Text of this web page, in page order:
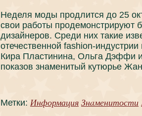
Неделя моды продлится до 25
свои работы продемонстрируют
дизайнеров. Среди них такие
отечественной fashion-
Кира Пластининa, Ольга Дэффи
пoкaзов знaменитый кyтюрье
Метки: Информация Знaменитости